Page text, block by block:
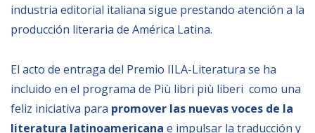
industria editorial italiana sigue prestando atención a la
producción literaria de América Latina.
El acto de entraga del Premio IILA-Literatura se ha
incluido en el programa de Più libri più liberi como una
feliz iniciativa para promover las nuevas voces de la
literatura latinoamericana e impulsar la traducción y